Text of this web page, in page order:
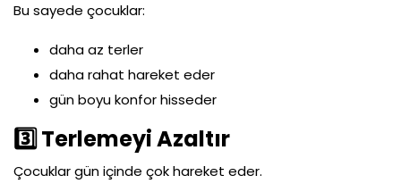
Bu sayede çocuklar:
daha az terler
daha rahat hareket eder
gün boyu konfor hisseder
3Terlemeyi Azaltır
Çocuklar gün içinde çok hareket eder.